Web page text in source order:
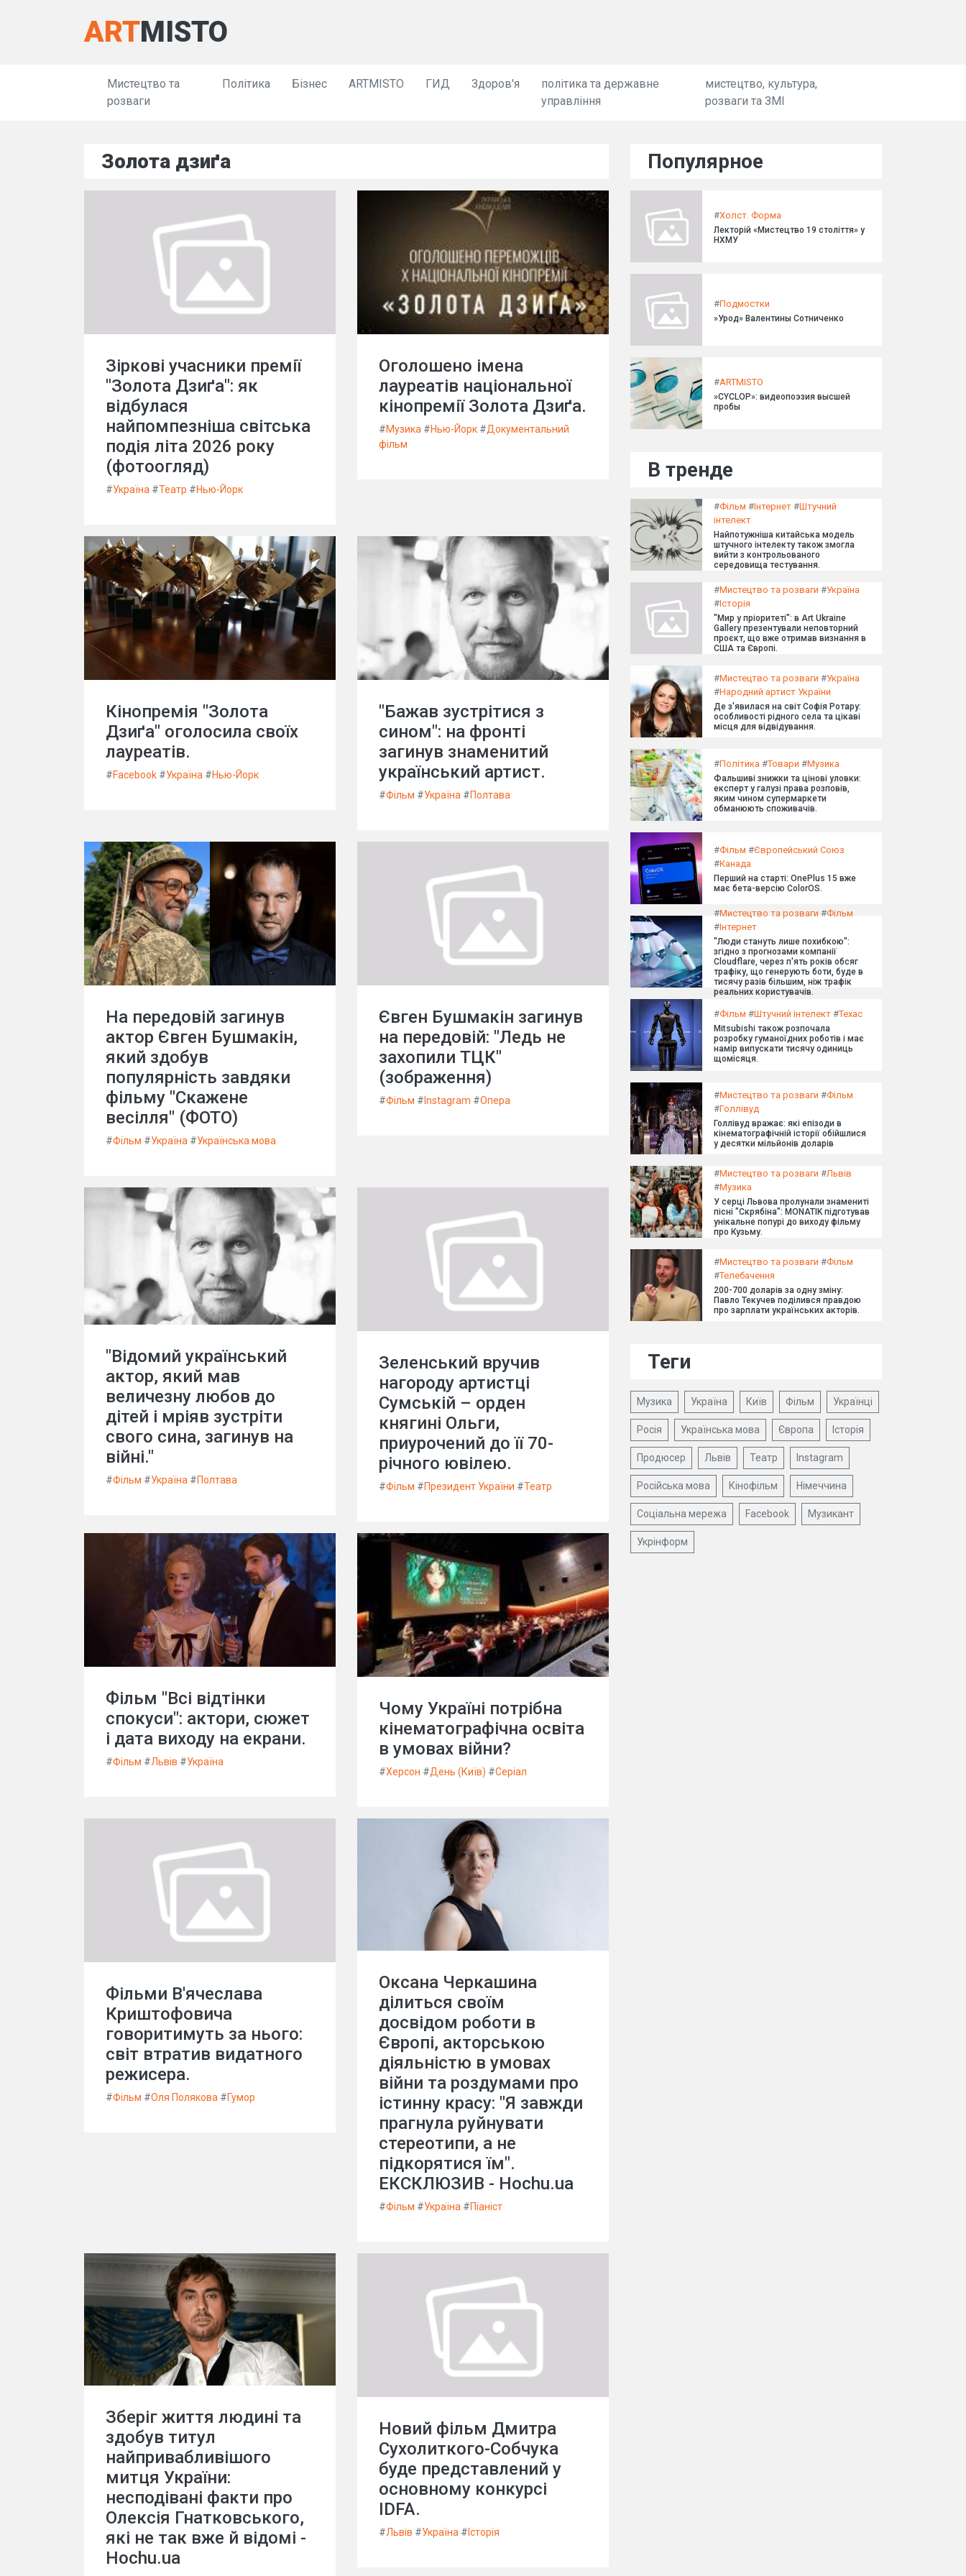
ARTMISTO
Мистецтво та
розваги
Політика Бізнес ARTMISTO ГИД Здоров'я
політика та державне
управління
мистецтво, культура,
розваги та ЗМІ
Золота дзиґа
Зіркові учасники премії
"Золота Дзиґа": як
відбулася
найпомпезніша світська
подія літа 2026 року
(фотоогляд)
#Україна #Театр #Нью-Йорк
Оголошено імена
лауреатів національної
кінопремії Золота Дзиґа.
#Музика #Нью-Йорк #Документальний
фільм
Кінопремія "Золота
Дзиґа" оголосила своїх
лауреатів.
#Facebook #Україна #Нью-Йорк
"Бажав зустрітися з
сином": на фронті
загинув знаменитий
український артист.
#Фільм #Україна #Полтава
На передовій загинув
актор Євген Бушмакін,
який здобув
популярність завдяки
фільму "Скажене
весілля" (ФОТО)
#Фільм #Україна #Українська мова
Євген Бушмакін загинув
на передовій: "Ледь не
захопили ТЦК"
(зображення)
#Фільм # Instagram #Опера
"Відомий український
актор, який мав
величезну любов до
дітей і мріяв зустріти
свого сина, загинув на
війні."
#Фільм #Україна #Полтава
Зеленський вручив
нагороду артистці
Сумській – орден
княгині Ольги,
приурочений до її 70-
річного ювілею.
#Фільм #Президент України #Театр
Фільм "Всі відтінки
спокуси": актори, сюжет
і дата виходу на екрани.
#Фільм #Львів #Україна
Чому Україні потрібна
кінематографічна освіта
в умовах війни?
#Херсон #День (Київ) #Серіал
Фільми В'ячеслава
Криштофовича
говоритимуть за нього:
світ втратив видатного
режисера.
#Фільм #Оля Полякова #Гумор
Оксана Черкашина
ділиться своїм
досвідом роботи в
Європі, акторською
діяльністю в умовах
війни та роздумами про
істинну красу: "Я завжди
прагнула руйнувати
стереотипи, а не
підкорятися їм".
ЕКСКЛЮЗИВ - Hochu.ua
#Фільм #Україна #Піаніст
Зберіг життя людині та
здобув титул
найпривабливішого
митця України:
несподівані факти про
Олексія Гнатковського,
які не так вже й відомі -
Hochu.ua
Новий фільм Дмитра
Сухолиткого-Собчука
буде представлений у
основному конкурсі
IDFA.
#Львів #Україна # Історія
Популярное
#Холст. Форма
Лекторій «Мистецтво 19 століття» у
НХМУ
#Подмостки
»Урод» Валентины Сотниченко
#ARTMISTO
»CYCLOP»: видеопоэзия высшей
пробы
В тренде
#Фільм #Інтернет #Штучний
інтелект
Найпотужніша китайська модель
штучного інтелекту також змогла
вийти з контрольованого
середовища тестування.
#Мистецтво та розваги #Україна
#Історія
"Мир у пріоритеті": в Art Ukraine
Gallery презентували неповторний
проєкт, що вже отримав визнання в
США та Європі.
#Мистецтво та розваги #Україна
#Народний артист України
Де з'явилася на світ Софія Ротару:
особливості рідного села та цікаві
місця для відвідування.
#Політика #Товари #Музика
Фальшиві знижки та цінові уловки:
експерт у галузі права розповів,
яким чином супермаркети
обманюють споживачів.
#Фільм #Європейський Союз
#Канада
Перший на старті: OnePlus 15 вже
має бета-версію ColorOS.
#Мистецтво та розваги #Фільм
#Інтернет
"Люди стануть лише похибкою":
згідно з прогнозами компанії
Cloudflare, через п'ять років обсяг
трафіку, що генерують боти, буде в
тисячу разів більшим, ніж трафік
реальних користувачів.
#Фільм #Штучний інтелект #Техас
Mitsubishi також розпочала
розробку гуманоїдних роботів і має
намір випускати тисячу одиниць
щомісяця.
#Мистецтво та розваги #Фільм
#Голлівуд
Голлівуд вражає: які епізоди в
кінематографічній історії обійшлися
у десятки мільйонів доларів
#Мистецтво та розваги #Львів
#Музика
У серці Львова пролунали знамениті
пісні "Скрябіна": MONATIK підготував
унікальне попурі до виходу фільму
про Кузьму.
#Мистецтво та розваги #Фільм
#Телебачення
200-700 доларів за одну зміну:
Павло Текучев поділився правдою
про зарплати українських акторів.
Теги
Музика Україна Київ Фільм Українці
Росія Українська мова Європа Історія
Продюсер Львів Театр Instagram
Російська мова Кінофільм Німеччина
Соціальна мережа Facebook Музикант
Укрінформ